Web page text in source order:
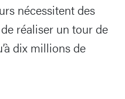
nécessitent des
réaliser un tour de
dix millions de